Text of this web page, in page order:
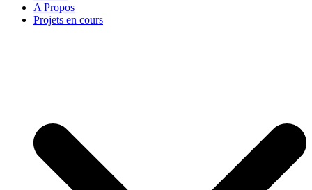
A Propos
Projets en cours